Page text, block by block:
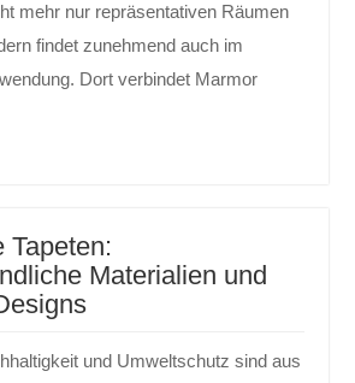
mehr nur repräsentativen Räumen
findet zunehmend auch im
Dort verbindet Marmor
Tapeten:
Materialien und
und Umweltschutz sind aus